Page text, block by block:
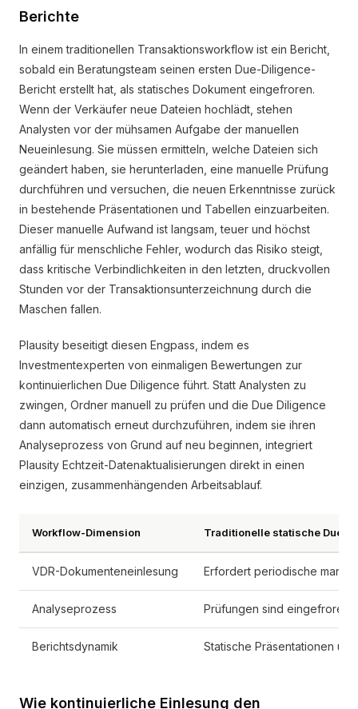
Berichte
In einem traditionellen Transaktionsworkflow ist ein Bericht,
sobald ein Beratungsteam seinen ersten Due-Diligence-
Bericht erstellt hat, als statisches Dokument eingefroren.
Wenn der Verkäufer neue Dateien hochlädt, stehen
Analysten vor der mühsamen Aufgabe der manuellen
Neueinlesung. Sie müssen ermitteln, welche Dateien sich
geändert haben, sie herunterladen, eine manuelle Prüfung
durchführen und versuchen, die neuen Erkenntnisse zurück
in bestehende Präsentationen und Tabellen einzuarbeiten.
Dieser manuelle Aufwand ist langsam, teuer und höchst
anfällig für menschliche Fehler, wodurch das Risiko steigt,
dass kritische Verbindlichkeiten in den letzten, druckvollen
Stunden vor der Transaktionsunterzeichnung durch die
Maschen fallen.
Plausity beseitigt diesen Engpass, indem es
Investmentexperten von einmaligen Bewertungen zur
kontinuierlichen Due Diligence führt. Statt Analysten zu
zwingen, Ordner manuell zu prüfen und die Due Diligence
dann automatisch erneut durchzuführen, indem sie ihren
Analyseprozess von Grund auf neu beginnen, integriert
Plausity Echtzeit-Datenaktualisierungen direkt in einen
einzigen, zusammenhängenden Arbeitsablauf.
Workflow-Dimension Traditionelle statische Due
VDR-Dokumenteneinlesung Erfordert periodische
Analyseprozess Prüfungen sind eingefroren,
Berichtsdynamik Statische Präsentationen
Wie kontinuierliche Einlesung den